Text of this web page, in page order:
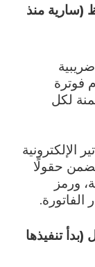
(سارية منذ
فوترة
لكل
الإلكترونية
حقولًا
ورمز
الفاتورة.
(بدأ تنفيذها